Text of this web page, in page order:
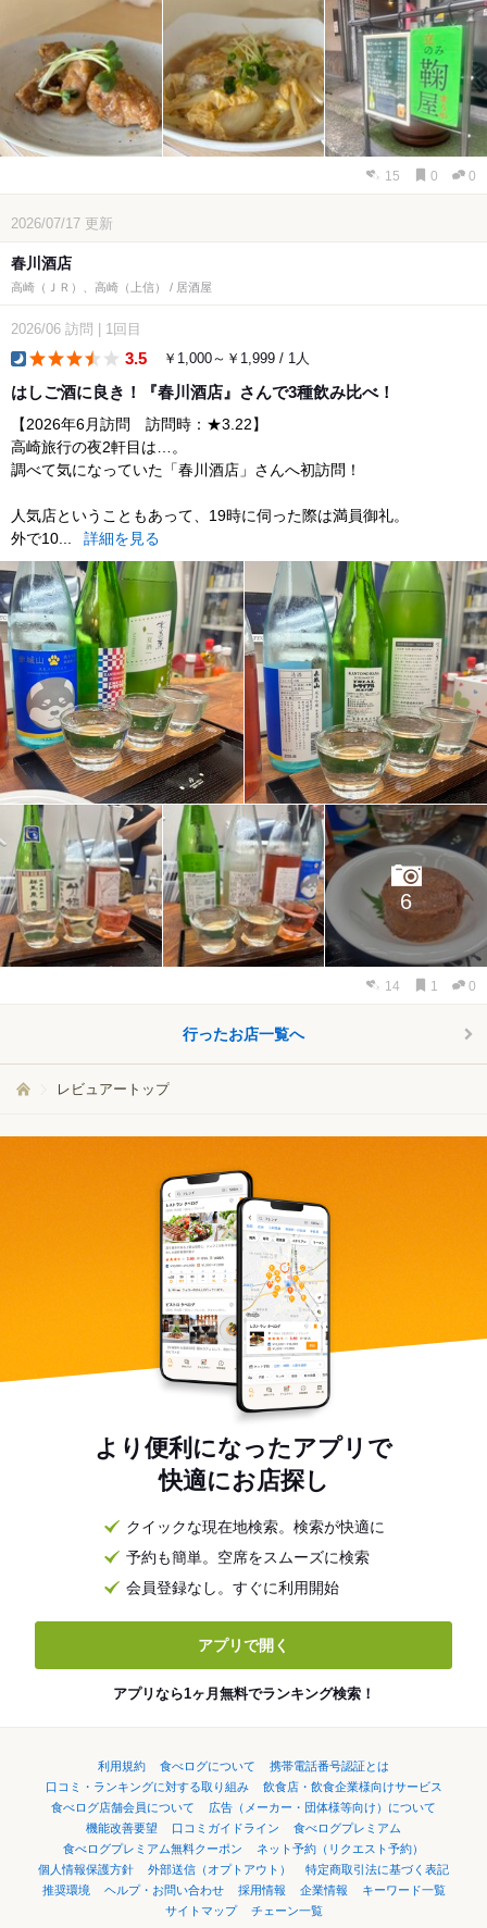
15 0 0
2026/07/17 更新
春川酒店
高崎（ＪＲ）、高崎（上信） / 居酒屋
2026/06 訪問 1回目
3.5 ￥1,000～￥1,999 / 1人
はしご酒に良き！『春川酒店』さんで3種飲み比べ！
【2026年6月訪問 訪問時：★3.22】
高崎旅行の夜2軒目は…。
調べて気になっていた「春川酒店」さんへ初訪問！
人気店ということもあって、19時に伺った際は満員御礼。
外で10...
詳細を見る
6
14 1 0
行ったお店一覧へ
レビュアートップ
より便利になったアプリで
快適にお店探し
クイックな現在地検索。検索が快適に
予約も簡単。空席をスムーズに検索
会員登録なし。すぐに利用開始
アプリで開く
アプリなら1ヶ月無料でランキング検索！
利用規約 食べログについて
携帯電話番号認証とは
口コミ・ランキングに対する取り組み
飲食店・飲食企業様向けサービス
食べログ店舗会員について
広告（メーカー・団体様等向け）について
機能改善要望
口コミガイドライン
食べログプレミアム
食べログプレミアム無料クーポン
ネット予約（リクエスト予約）
個人情報保護方針
外部送信（オプトアウト）
特定商取引法に基づく表記
推奨環境
ヘルプ・お問い合わせ 採用情報 企業情報
キーワード一覧
サイトマップ
チェーン一覧